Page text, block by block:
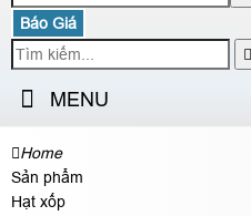
Báo Giá
MENU
Home
Sản phẩm
Hạt xốp